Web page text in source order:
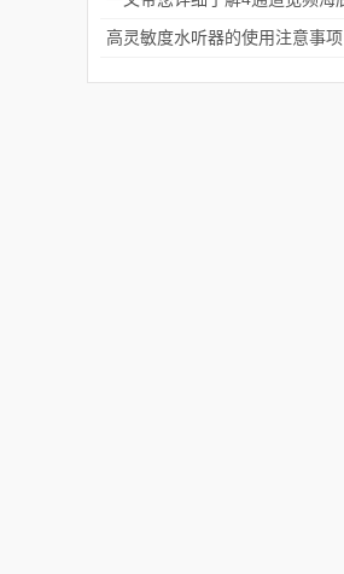
高灵敏度水听器的使用注意事项